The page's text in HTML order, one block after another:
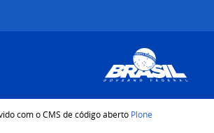
com o CMS de código aberto Plone